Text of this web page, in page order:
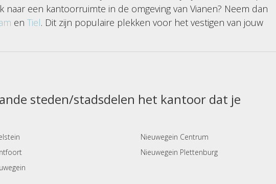
een kantoorruimte in de omgeving van Vianen? Neem dan
en Tiel. Dit zijn populaire plekken voor het vestigen van jouw
steden/stadsdelen het kantoor dat je
Nieuwegein Centrum
Nieuwegein Plettenburg